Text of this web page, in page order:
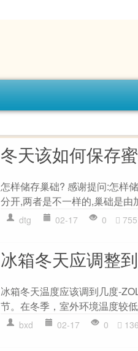
冬天该如何保存
怎样储存巢础? 感谢提问:怎样
分开,两者是不一样的,巢础是
dtg 02-17 0 755
冰箱冬天应调整
冰箱冬天温度应该调到几度-
节。在冬季，室外环境温度较
bxd 02-17 0 136